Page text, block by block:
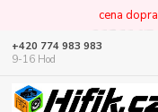
cena
+420 774 983 983
9-16 Hod